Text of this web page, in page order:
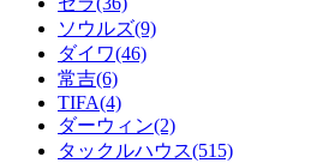
ソウルズ(9)
ダイワ(46)
常吉(6)
TIFA(4)
ダーウィン(2)
タックルハウス(515)